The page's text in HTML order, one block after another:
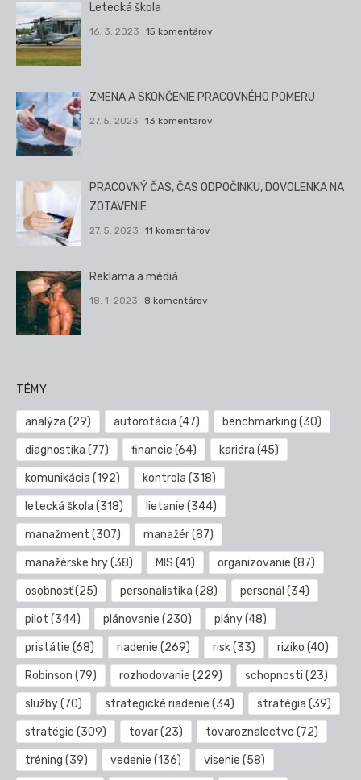
Letecká škola
16. 3. 2023 15 komentárov
ZMENA A SKONČENIE PRACOVNÉHO POMERU
27. 5. 2023 13 komentárov
PRACOVNÝ ČAS, ČAS ODPOČINKU, DOVOLENKA NA
ZOTAVENIE
27. 5. 2023 11 komentárov
Reklama a médiá
18. 1. 2023 8 komentárov
TÉMY
analýza (29) autorotácia (47) benchmarking (30)
diagnostika (77) financie (64) kariéra (45)
komunikácia (192) kontrola (318)
letecká škola (318) lietanie (344)
manažment (307) manažér(87)
manažérske hry(38) MIS (41) organizovanie (87)
osobnosť(25) personalistika (28) personál (34)
pilot (344) plánovanie (230) plány(48)
pristátie (68) riadenie (269) risk(33) riziko (40)
Robinson (79) rozhodovanie (229) schopnosti (23)
služby(70) strategické riadenie (34) stratégia (39)
stratégie (309) tovar(23) tovaroznalectvo (72)
tréning (39) vedenie (136) visenie (58)